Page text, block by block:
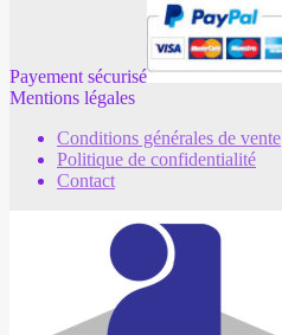
Payement sécurisé
Mentions légales
Conditions générales de vente
Politique de confidentialité
Contact